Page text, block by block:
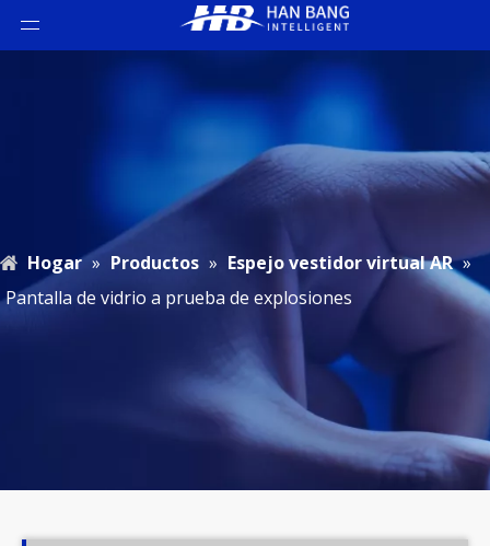
Hogar » Productos » Espejo vestidor virtual AR »
Pantalla de vidrio a prueba de explosiones